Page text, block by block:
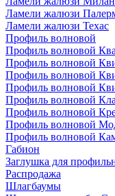
Ламели жалюзи
Ламели жалюзи Техас
Профиль волновой
Профиль волновой
Профиль волновой
Профиль волновой
Профиль волновой
Профиль волновой
Профиль волновой
Профиль волновой
Профиль волновой
Габион
Заглушка для
Распродажа
Шлагбаумы